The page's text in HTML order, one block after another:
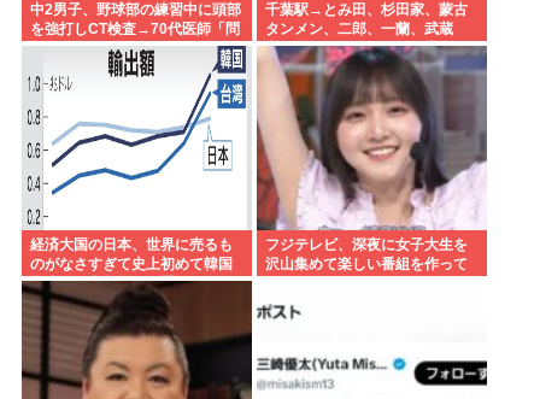
中2男子、野球部の練習中に頭部
を強打しCT検査→70代医師「問
題ないです」→他人のCT画像で
千葉駅→とみ田、杉田家、蒙古
タンメン、二郎、一蘭、武蔵
家、雷、ラーショ、一風堂etc…
ラーメン最強かよ？？
経済大国の日本、世界に売るも
のがなさすぎて史上初めて韓国
台湾に輸出額抜かれ置いてけぼ
り
フジテレビ、深夜に女子大生を
沢山集めて楽しい番組を作って